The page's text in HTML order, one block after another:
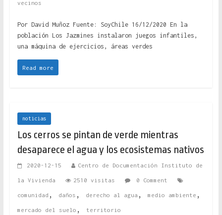
vecinos
Por David Muñoz Fuente: SoyChile 16/12/2020 En la
población Los Jazmines instalaron juegos infantiles,
una máquina de ejercicios, áreas verdes
Read more
noticias
Los cerros se pintan de verde mientras
desaparece el agua y los ecosistemas nativos
2020-12-15 Centro de Documentación Instituto de
la Vivienda 2510 visitas 0 Comment
comunidad , daños , derecho al agua , medio ambiente ,
mercado del suelo , territorio